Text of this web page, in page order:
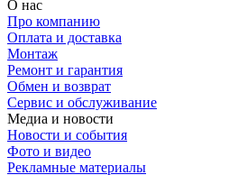
О нас
Про компанию
Оплата и доставка
Монтаж
Ремонт и гарантия
Обмен и возврат
Сервис и обслуживание
Медиа и новости
Новости и события
Фото и видео
Рекламные материалы